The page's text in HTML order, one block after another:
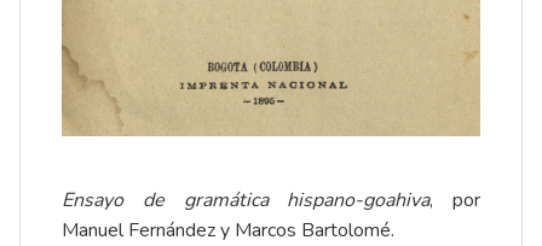
Ensayo de gramática hispano-goahiva, por
Manuel Fernández y Marcos Bartolomé.